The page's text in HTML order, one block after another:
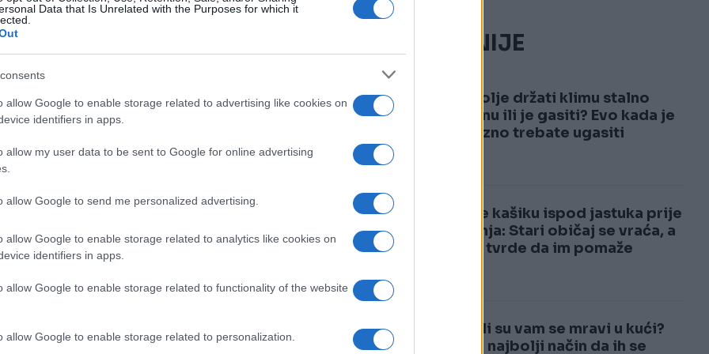
Data that Is Unrelated with the Purposes for which it
allow Google to enable storage related to advertising like cookies on
identifiers in apps.
allow my user data to be sent to Google for online advertising
allow Google to send me personalized advertising.
allow Google to enable storage related to analytics like cookies on
identifiers in apps.
allow Google to enable storage related to functionality of the website
allow Google to enable storage related to personalization.
prozora kako biste se riješili zaostalih kapljica
NAJČITANIJE
1
Je li bolje držati klimu stalno
upaljenu ili je gasiti? Evo kada je
obavezno trebate ugasiti
2
Stavite kašiku ispod jastuka prije
spavanja: Stari običaj se vraća, a
mnogi tvrde da im pomaže
Pojavili su vam se mravi u kući?
Ovo je najbolji način da ih se